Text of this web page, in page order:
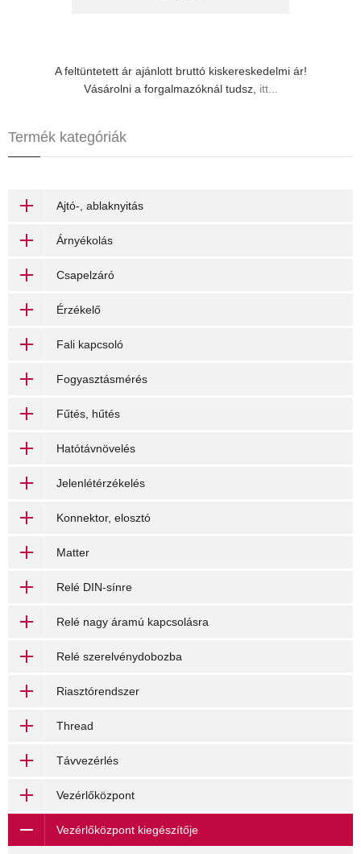
A feltüntetett ár ajánlott bruttó kiskereskedelmi ár!
Vásárolni a forgalmazóknál tudsz, itt...
Termék kategóriák
Ajtó-, ablaknyitás
Árnyékolás
Csapelzáró
Érzékelő
Fali kapcsoló
Fogyasztásmérés
Fűtés, hűtés
Hatótávnövelés
Jelenlétérzékelés
Konnektor, elosztó
Matter
Relé DIN-sínre
Relé nagy áramú kapcsolásra
Relé szerelvénydobozba
Riasztórendszer
Thread
Távvezérlés
Vezérlőközpont
Vezérlőközpont kiegészítője